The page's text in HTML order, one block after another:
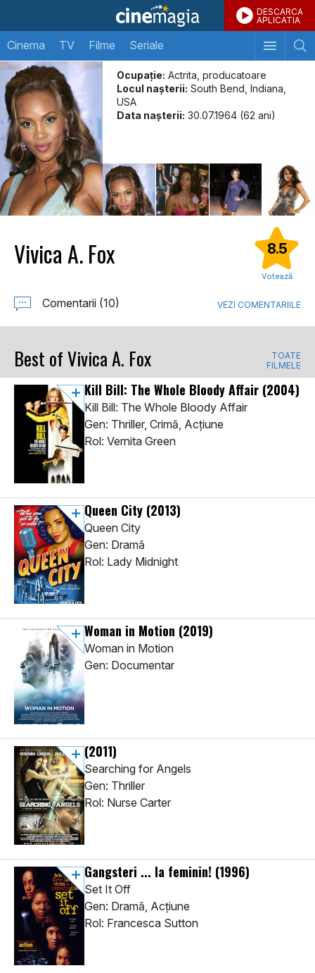
DESCARCA
APLICATIA
Cinema TV Filme Seriale
Ocupație: Actrita, producatoare
Locul naşterii: South Bend, Indiana,
USA
Data naşterii: 30.07.1964 (62 ani)
Vivica A. Fox 8.5
Votează
Comentarii (10) VEZI COMENTARIILE
Best of Vivica A. Fox
TOATE
FILMELE
Kill Bill: The Whole Bloody Affair (2004)
Kill Bill: The Whole Bloody Affair
Gen: Thriller, Crimă, Acţiune
Rol: Vernita Green
Queen City (2013)
Queen City
Gen: Dramă
Rol: Lady Midnight
Woman in Motion (2019)
Woman in Motion
Gen: Documentar
(2011)
Searching for Angels
Gen: Thriller
Rol: Nurse Carter
Gangsteri ... la feminin! (1996)
Set It Off
Gen: Dramă, Acţiune
Rol: Francesca Sutton